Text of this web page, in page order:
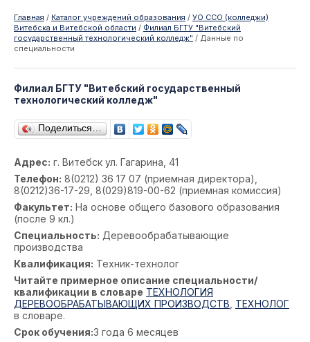
Главная / Каталог учреждений образования / УО ССО (колледжи)
Витебска и Витебской области / Филиал БГТУ "Витебский
государственный технологический колледж" / Данные по
специальности
Филиал БГТУ "Витебский государственный
технологический колледж"
Поделиться…
Адрес: г. Витебск ул. Гагарина, 41
Телефон: 8(0212) 36 17 07 (приемная директора),
8(0212)36-17-29, 8(029)819-00-62 (приемная комиссия)
Факультет: На основе общего базового образования
(после 9 кл.)
Специальность: Деревообрабатывающие
производства
Квалификация: Техник-технолог
Читайте примерное описание специальности/
квалификации в словаре ТЕХНОЛОГИЯ
ДЕРЕВООБРАБАТЫВАЮЩИХ ПРОИЗВОДСТВ ТЕХНОЛОГ
в словаре.
Срок обучения:3 года 6 месяцев